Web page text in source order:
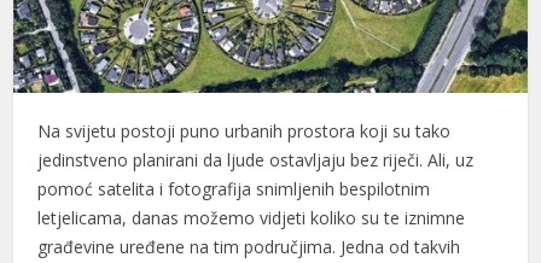
Na svijetu postoji puno urbanih prostora koji su tako
jedinstveno planirani da ljude ostavljaju bez riječi. Ali, uz
pomoć satelita i fotografija snimljenih bespilotnim
letjelicama, danas možemo vidjeti koliko su te iznimne
građevine uređene na tim područjima. Jedna od takvih